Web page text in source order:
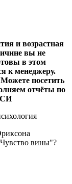
и возрастная
вы не
в этом
к менеджеру.
посетить
отчёты по
вины"?